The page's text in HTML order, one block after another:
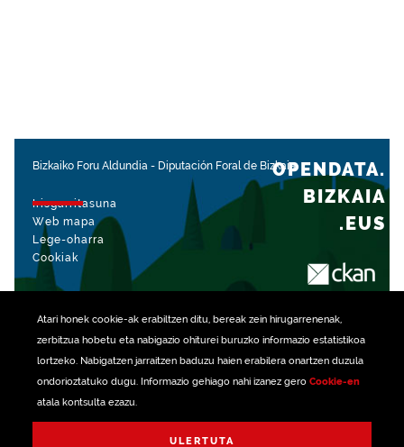
Atari honek cookie-ak erabiltzen ditu, bereak zein hirugarrenenak,
zerbitzua hobetu eta nabigazio ohiturei buruzko informazio estatistikoa
lortzeko. Nabigatzen jarraitzen baduzu haien erabilera onartzen duzula
ondorioztatuko dugu. Informazio gehiago nahi izanez gero Cookie-en
atala kontsulta ezazu.
ULERTUTA
Bizkaiko Foru Aldundia - Diputación Foral de Bizkaia
Irisgarritasuna
Web mapa
Lege-oharra
Cookiak
OPENDATA.
BIZKAIA
.EUS